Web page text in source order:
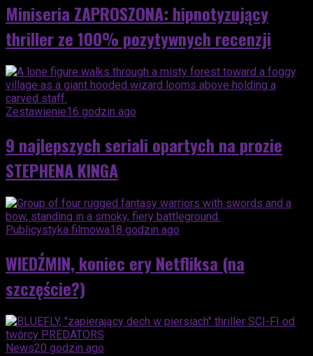
Miniseria ZAPROSZONA: hipnotyzujący
thriller ze 100% pozytywnych recenzji
Zestawienie16 godzin ago
9 najlepszych seriali opartych na prozie
STEPHENA KINGA
Publicystyka filmowa18 godzin ago
WIEDŹMIN, koniec ery Netfliksa (na
szczęście?)
News20 godzin ago